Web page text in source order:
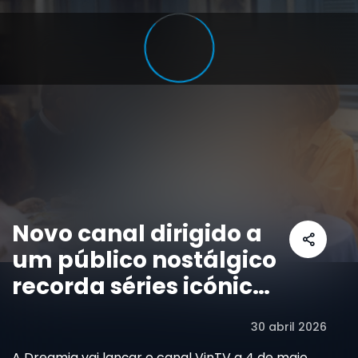
Novo canal dirigido a
um público nostálgico
recorda séries icónicas
30 abril 2026